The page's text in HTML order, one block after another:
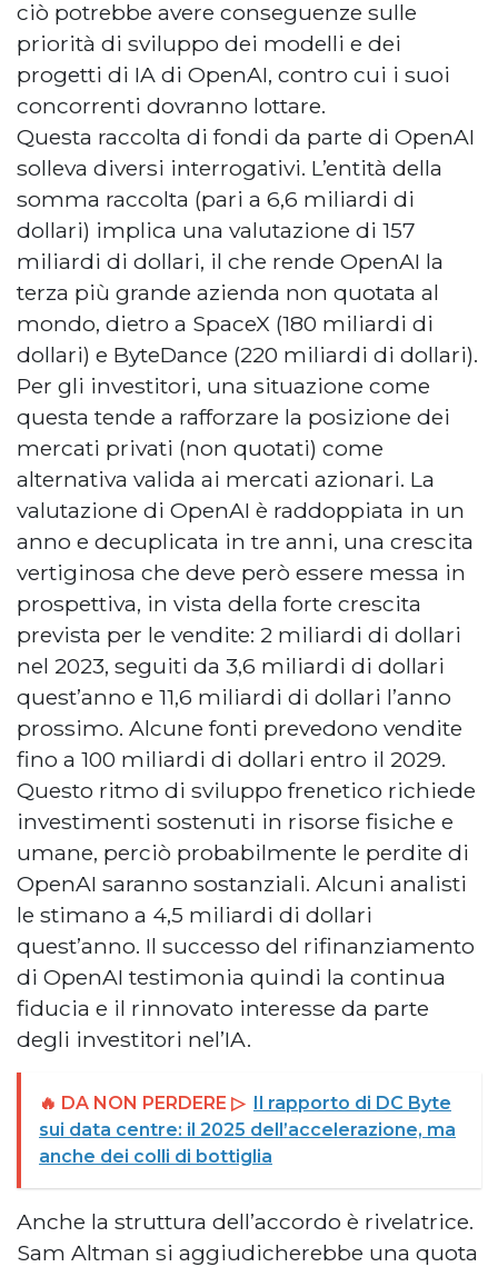
ciò potrebbe avere conseguenze sulle
priorità di sviluppo dei modelli e dei
progetti di IA di OpenAI, contro cui i suoi
concorrenti dovranno lottare.
Questa raccolta di fondi da parte di OpenAI
solleva diversi interrogativi. L’entità della
somma raccolta (pari a 6,6 miliardi di
dollari) implica una valutazione di 157
miliardi di dollari, il che rende OpenAI la
terza più grande azienda non quotata al
mondo, dietro a SpaceX (180 miliardi di
dollari) e ByteDance (220 miliardi di dollari).
Per gli investitori, una situazione come
questa tende a rafforzare la posizione dei
mercati privati (non quotati) come
alternativa valida ai mercati azionari. La
valutazione di OpenAI è raddoppiata in un
anno e decuplicata in tre anni, una crescita
vertiginosa che deve però essere messa in
prospettiva, in vista della forte crescita
prevista per le vendite: 2 miliardi di dollari
nel 2023, seguiti da 3,6 miliardi di dollari
quest’anno e 11,6 miliardi di dollari l’anno
prossimo. Alcune fonti prevedono vendite
fino a 100 miliardi di dollari entro il 2029.
Questo ritmo di sviluppo frenetico richiede
investimenti sostenuti in risorse fisiche e
umane, perciò probabilmente le perdite di
OpenAI saranno sostanziali. Alcuni analisti
le stimano a 4,5 miliardi di dollari
quest’anno. Il successo del rifinanziamento
di OpenAI testimonia quindi la continua
fiducia e il rinnovato interesse da parte
degli investitori nel’IA.
🔥 DA NON PERDERE ▷ Il rapporto di DC Byte
sui data centre: il 2025 dell’accelerazione, ma
anche dei colli di bottiglia
Anche la struttura dell’accordo è rivelatrice.
Sam Altman si aggiudicherebbe una quota